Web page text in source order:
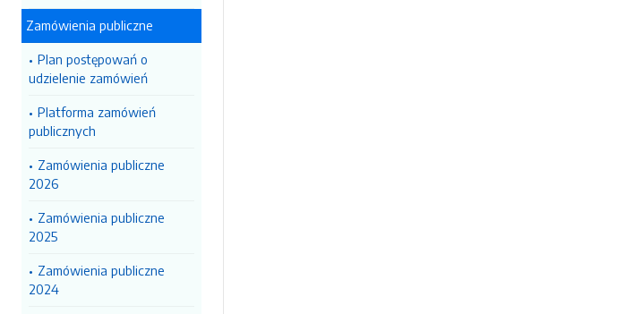
Zamówienia publiczne
Plan postępowań o
udzielenie zamówień
Platforma zamówień
publicznych
Zamówienia publiczne
2026
Zamówienia publiczne
2025
Zamówienia publiczne
2024